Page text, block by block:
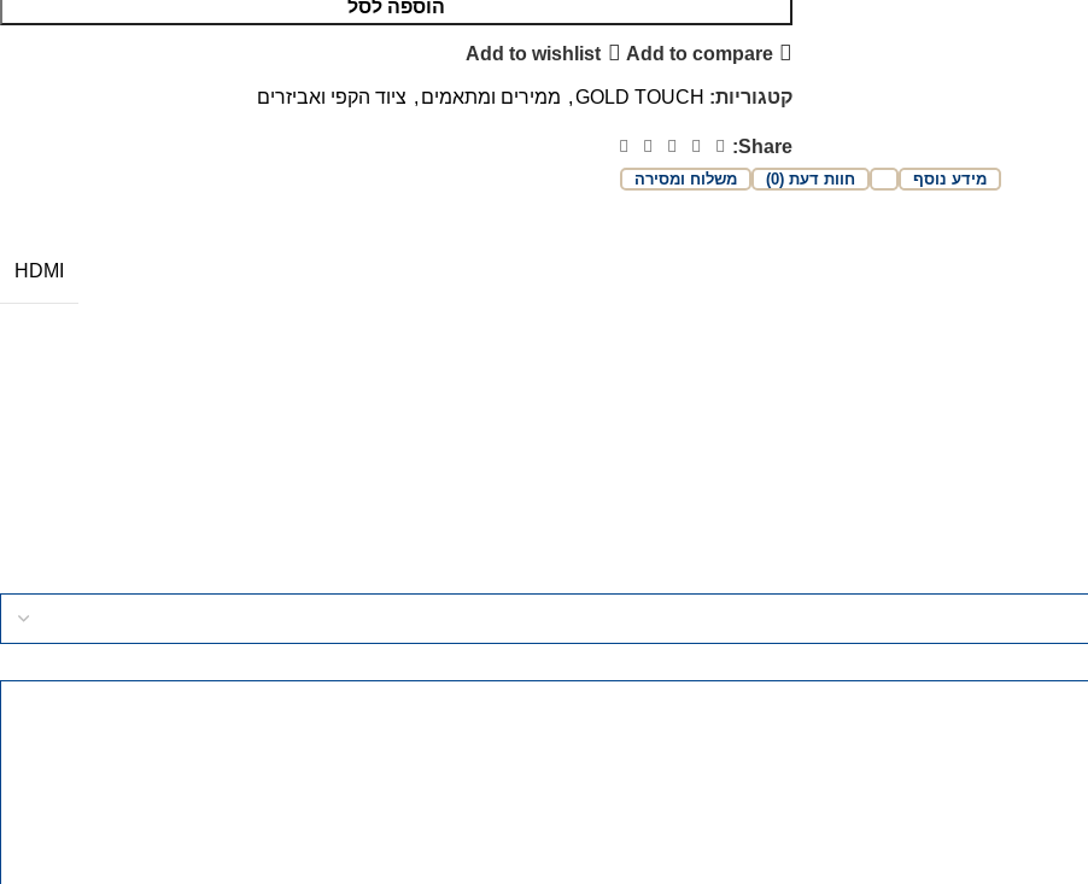
הוספה לסל
Add to compare
Add to wishlist
קטגוריות: GOLD TOUCH
, ממירים ומתאמים , ציוד הקפי ואביזרים
Share:
מידע נוסף חוות דעת (0) משלוח ומסירה
HDMI